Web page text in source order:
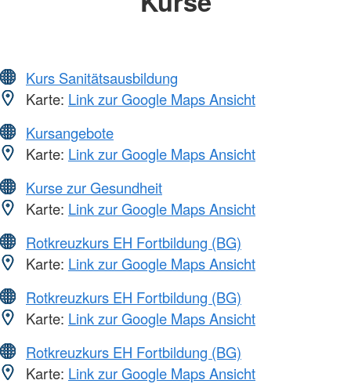
Kurs Sanitätsausbildung
Karte: Link zur Google Maps Ansicht
Kursangebote
Karte: Link zur Google Maps Ansicht
Kurse zur Gesundheit
Karte: Link zur Google Maps Ansicht
Rotkreuzkurs EH Fortbildung (BG)
Karte: Link zur Google Maps Ansicht
Rotkreuzkurs EH Fortbildung (BG)
Karte: Link zur Google Maps Ansicht
Rotkreuzkurs EH Fortbildung (BG)
Karte: Link zur Google Maps Ansicht